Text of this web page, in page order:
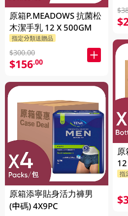
原箱P.MEADOWS 抗菌松
木潔手乳 12 X 500GM
指定分類送贈品
$300.00
$156.00
原箱添寧貼身活力褲男
(中碼) 4X9PC
指